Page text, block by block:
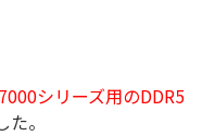
シリーズ用のDDR5
。